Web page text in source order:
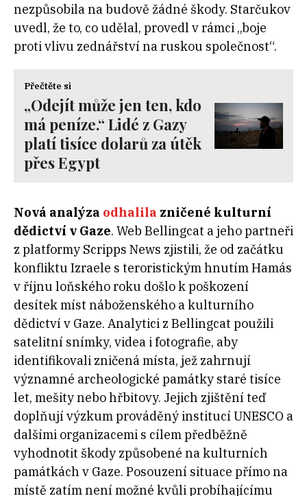
nezpůsobila na budově žádné škody. Starčukov
uvedl, že to, co udělal, provedl v rámci „boje
proti vlivu zednářství na ruskou společnost“.
Přečtěte si
„Odejít může jen ten, kdo
má peníze.“ Lidé z Gazy
platí tisíce dolarů za útěk
přes Egypt
Nová analýza odhalila zničené kulturní
dědictví v Gaze. Web Bellingcat a jeho partneři
z platformy Scripps News zjistili, že od začátku
konfliktu Izraele s teroristickým hnutím Hamás
v říjnu loňského roku došlo k poškození
desítek míst náboženského a kulturního
dědictví v Gaze. Analytici z Bellingcat použili
satelitní snímky, videa i fotografie, aby
identifikovali zničená místa, jež zahrnují
významné archeologické památky staré tisíce
let, mešity nebo hřbitovy. Jejich zjištění teď
doplňují výzkum prováděný institucí UNESCO a
dalšími organizacemi s cílem předběžně
vyhodnotit škody způsobené na kulturních
památkách v Gaze. Posouzení situace přímo na
místě zatím není možné kvůli probíhajícímu